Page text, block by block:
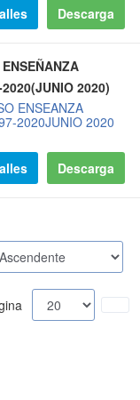
Descarga
2020)
ENSEANZA
2020JUNIO 2020
Descarga